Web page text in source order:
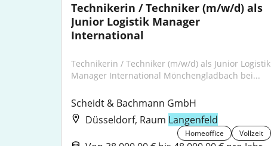
Technikerin / Techniker (m/w/d) als
Junior Logistik Manager
International
Technikerin / Techniker (m/w/d) als Junior Logistik
Manager International Mönchengladbach bei...
Scheidt & Bachmann GmbH
Düsseldorf, Raum Langenfeld
Homeoffice Vollzeit